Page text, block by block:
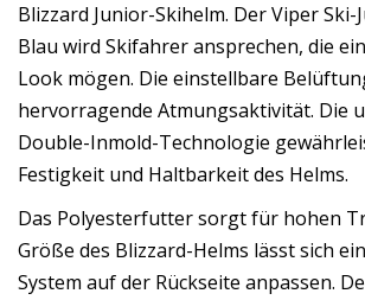
Blizzard Junior-Skihelm. Der Viper
Blau wird Skifahrer ansprechen, die
Look mögen. Die einstellbare
hervorragende Atmungsaktivität. Die
Double-Inmold-Technologie
Festigkeit und Haltbarkeit des Helms.
Das Polyesterfutter sorgt für hohen
Größe des Blizzard-Helms lässt sich
System auf der Rückseite anpassen.